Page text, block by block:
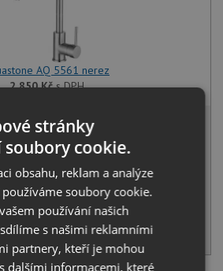
AQ 5561 nerez
2 850 Kčs DPH
448 Kčs DPH
cena:7 840 Kč
392
NA DOTAZ
KOUPIT
stránky
soubory cookie.
obsahu, reklam a analýze
soubory cookie.
používání našich
s našimi reklamními
partnery, kteří je mohou
dalšími informacemi, které